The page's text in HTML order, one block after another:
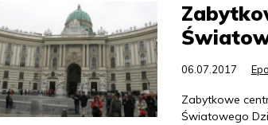
06.07.2017
Zabytkowe
Światowego